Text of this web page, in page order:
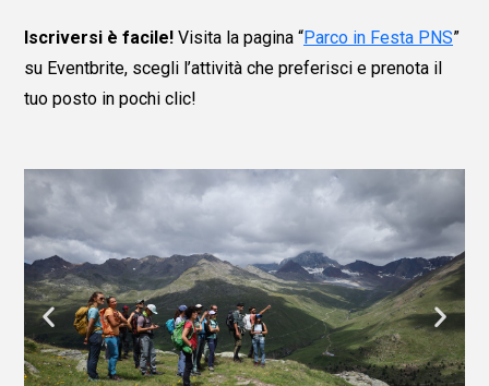
Iscriversi è facile! Visita la pagina “Parco in Festa PNS”
su Eventbrite, scegli l’attività che preferisci e prenota il
tuo posto in pochi clic!